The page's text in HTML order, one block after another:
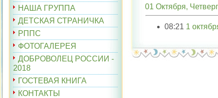
НАША ГРУППА
ДЕТСКАЯ СТРАНИЧКА
РППС
ФОТОГАЛЕРЕЯ
ДОБРОВОЛЕЦ РОССИИ -
2018
ГОСТЕВАЯ КНИГА
КОНТАКТЫ
01 Октября,
08:21 1